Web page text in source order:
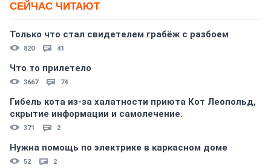
СЕЙЧАС ЧИТАЮТ
Только что стал свидетелем грабёж с разбоем
820 41
Что то прилетело
3667 74
Гибель кота из-за халатности приюта Кот Леопольд,
скрытиe информации и самолечение.
371 2
Нужна помощь по электрике в каркасном доме
52 2